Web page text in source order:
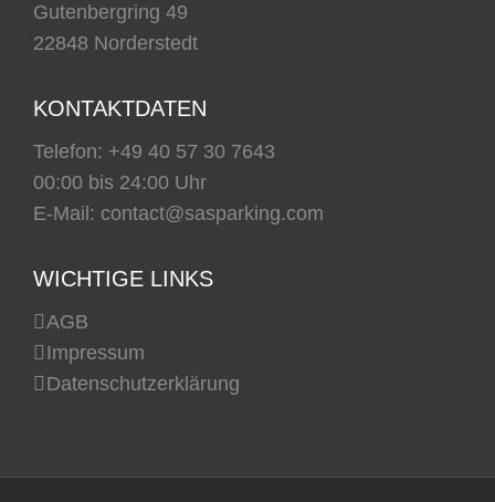
Gutenbergring 49
22848 Norderstedt
KONTAKTDATEN
Telefon: +49 40 57 30 7643
00:00 bis 24:00 Uhr
E-Mail: contact@sasparking.com
WICHTIGE LINKS
AGB
Impressum
Datenschutzerklärung